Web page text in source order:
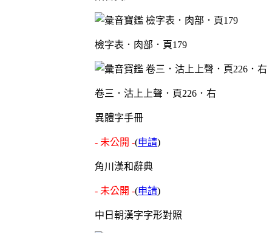
檢字表．肉部．頁179
卷三．沽上上聲．頁226．右
異體字手冊
- 未公開 -(申請)
角川漢和辭典
- 未公開 -(申請)
中日朝漢字字形對照